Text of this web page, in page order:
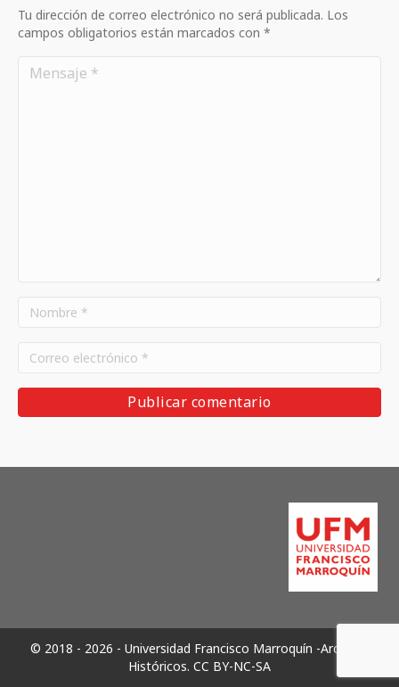
Tu dirección de correo electrónico no será publicada. Los
campos obligatorios están marcados con *
© 2018 - 2026 - Universidad Francisco Marroquín -Archivos
Históricos. CC BY-NC-SA